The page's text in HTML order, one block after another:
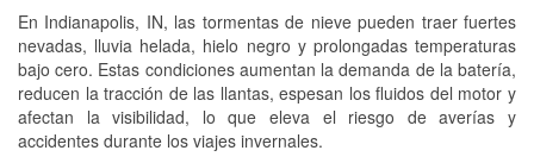
En Indianapolis, IN, las tormentas de nieve pueden traer fuertes
nevadas, lluvia helada, hielo negro y prolongadas temperaturas
bajo cero. Estas condiciones aumentan la demanda de la batería,
reducen la tracción de las llantas, espesan los fluidos del motor y
afectan la visibilidad, lo que eleva el riesgo de averías y
accidentes durante los viajes invernales.
Programa de Préstamo de
Herramientas
Rectificación de tambores y discos de
freno